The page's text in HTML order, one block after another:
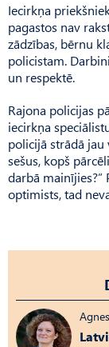
Iecirkņa
pagastos nav
zādzības, bērnu
policistam.
un respektē.
Rajona policijas
iecirkņa
policijā strādā jau
sešus, kopš
darbā mainījies?”
optimists, tad